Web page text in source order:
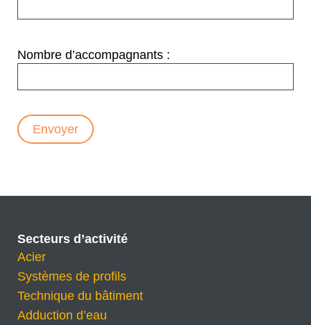
Nombre d’accompagnants :
Secteurs d’activité
Acier
Systèmes de profils
Technique du bâtiment
Adduction d’eau